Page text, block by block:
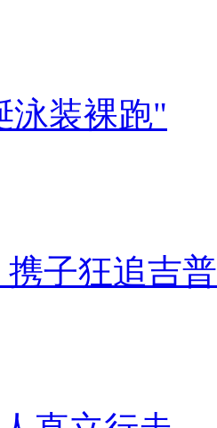
泳装裸跑"
子狂追吉